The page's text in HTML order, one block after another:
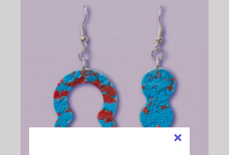
CHOIX DES OPTIONS
/
DÉTAILS